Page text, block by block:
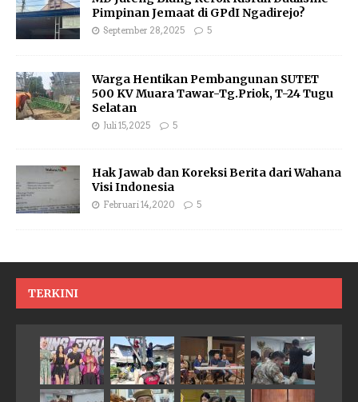
Pimpinan Jemaat di GPdI Ngadirejo?
September 28, 2025 5
Warga Hentikan Pembangunan SUTET
500 KV Muara Tawar-Tg.Priok, T-24 Tugu
Selatan
Juli 15, 2025 5
Hak Jawab dan Koreksi Berita dari Wahana
Visi Indonesia
Februari 14, 2020 5
TERKINI